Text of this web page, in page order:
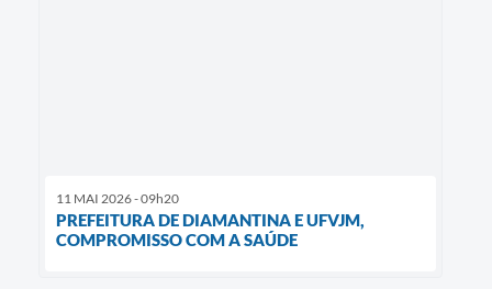
11 MAI 2026 - 09h20
PREFEITURA DE DIAMANTINA E UFVJM,
COMPROMISSO COM A SAÚDE